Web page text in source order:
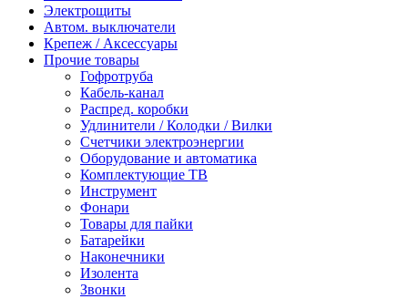
Электрощиты
Автом. выключатели
Крепеж / Аксессуары
Прочие товары
Гофротруба
Кабель-канал
Распред. коробки
Удлинители / Колодки / Вилки
Счетчики электроэнергии
Оборудование и автоматика
Комплектующие ТВ
Инструмент
Фонари
Товары для пайки
Батарейки
Наконечники
Изолента
Звонки